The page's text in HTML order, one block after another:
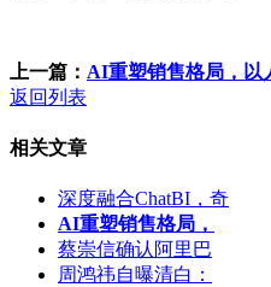
上一篇： AI重塑销售格局，以
返回列表
相关文章
深度融合ChatBI，奇
AI重塑销售格局，
蔡崇信确认阿里巴
周鸿祎自曝清白：